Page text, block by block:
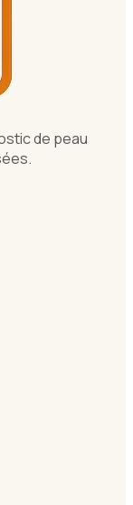
de peau